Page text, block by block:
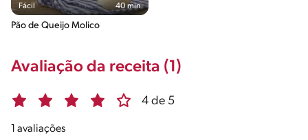
Fácil 40 min
Pão de Queijo Molico
Avaliação da receita (1)
4 de 5
1 avaliações